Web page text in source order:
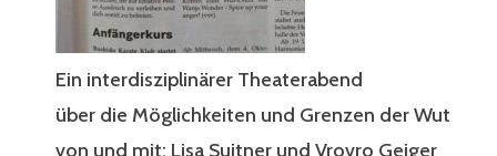
Ein interdisziplinärer Theaterabend
über die Möglichkeiten und Grenzen der Wut
von und mit: Lisa Suitner und Vrovro Geiger